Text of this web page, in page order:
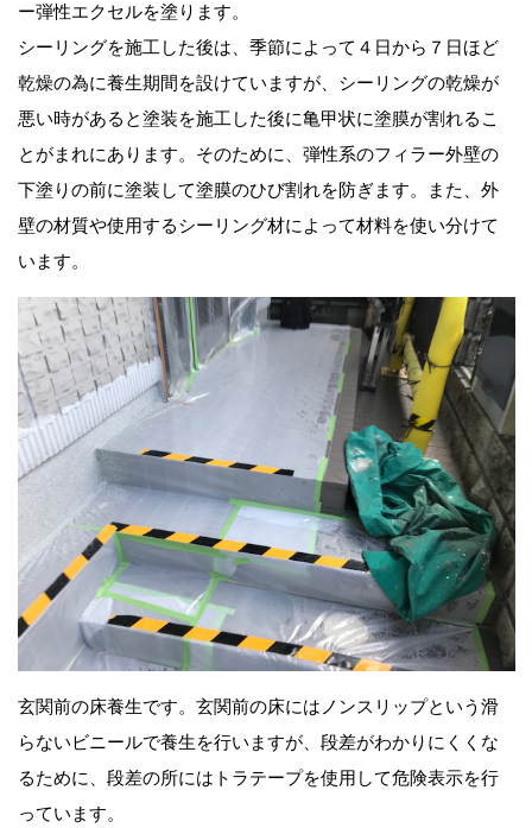
ー弾性エクセルを塗ります。
シーリングを施工した後は、季節によって４日から７日ほど
乾燥の為に養生期間を設けていますが、シーリングの乾燥が
悪い時があると塗装を施工した後に亀甲状に塗膜が割れるこ
とがまれにあります。そのために、弾性系のフィラー外壁の
下塗りの前に塗装して塗膜のひび割れを防ぎます。また、外
壁の材質や使用するシーリング材によって材料を使い分けて
います。
玄関前の床養生です。玄関前の床にはノンスリップという滑
らないビニールで養生を行いますが、段差がわかりにくくな
るために、段差の所にはトラテープを使用して危険表示を行
っています。